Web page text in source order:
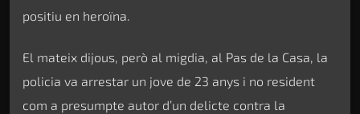
positiu en heroïna.
El mateix dijous, però al migdia, al Pas de la Casa, la
policia va arrestar un jove de 23 anys i no resident
com a presumpte autor d’un delicte contra la